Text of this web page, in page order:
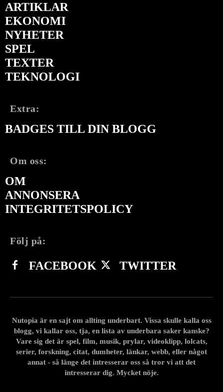
ARTIKLAR
EKONOMI
NYHETER
SPEL
TEXTER
TEKNOLOGI
Extra:
BADGES TILL DIN BLOGG
Om oss:
OM
ANNONSERA
INTEGRITETSPOLICY
Följ på:
FACEBOOK TWITTER
Nutopia är en sajt om allting underbart. Vissa skulle kalla oss
blogg, vi kallar oss, tja, en lista av underbara saker kanske?
Vare sig det är spel, film, musik, prylar, videoklipp, lolcats,
serier, forskning, citat, dumheter, länkar, webb, eller något
annat - så länge det intresserar oss så tror vi att det
intresserar dig. Mycket nöje.